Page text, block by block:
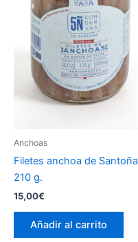
Anchoas
Filetes anchoa de Santoña
210 g.
15,00€
Añadir al carrito